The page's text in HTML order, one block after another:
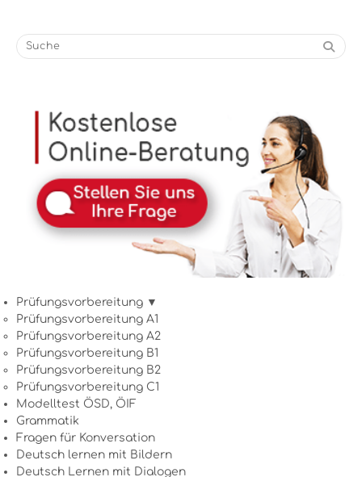
Prüfungsvorbereitung ▼
Prüfungsvorbereitung A1
Prüfungsvorbereitung A2
Prüfungsvorbereitung B1
Prüfungsvorbereitung B2
Prüfungsvorbereitung C1
Modelltest ÖSD, ÖIF
Grammatik
Fragen für Konversation
Deutsch lernen mit Bildern
Deutsch Lernen mit Dialogen